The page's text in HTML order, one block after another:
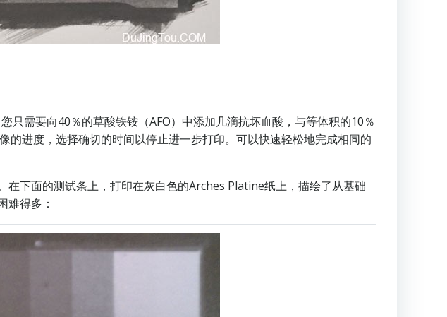
需要向40％的草酸铁铵（AFO）中添加几滴抗坏血酸，与等体积的10％
进度，选择确切的时间以停止进一步打印。可以快速轻松地完成相同的
下面的测试条上，打印在灰白色的Arches Platine纸上，描绘了从基础
难得多：